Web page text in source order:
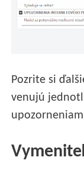
Pozrite si
venujú